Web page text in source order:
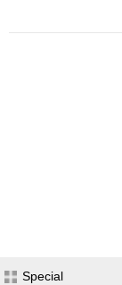
Special